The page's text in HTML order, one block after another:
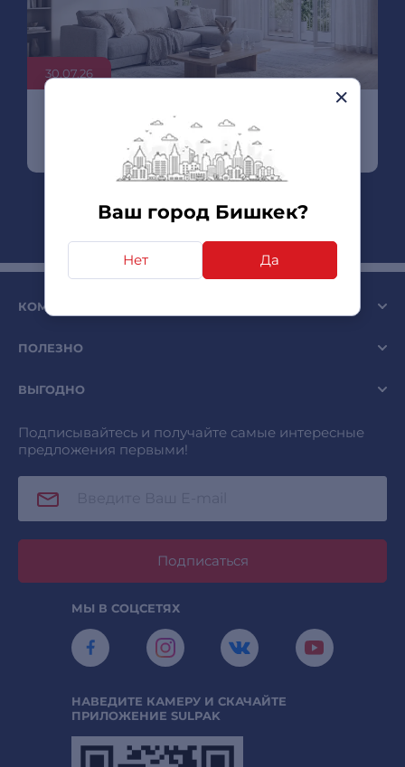
Ваш город Бишкек?
Нет Да
30.07.26
Как рассчитать мощность
кондиционера для комнаты
КОМПАНИЯ SULPAK
ПОЛЕЗНО
ВЫГОДНО
Подписывайтесь и получайте самые интересные
предложения первыми!
Подписаться
МЫ В СОЦСЕТЯХ
НАВЕДИТЕ КАМЕРУ И СКАЧАЙТЕ
ПРИЛОЖЕНИЕ SULPAK